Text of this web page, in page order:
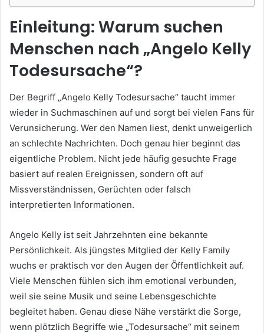
Einleitung: Warum suchen
Menschen nach „Angelo Kelly
Todesursache“?
Der Begriff „Angelo Kelly Todesursache“ taucht immer
wieder in Suchmaschinen auf und sorgt bei vielen Fans für
Verunsicherung. Wer den Namen liest, denkt unweigerlich
an schlechte Nachrichten. Doch genau hier beginnt das
eigentliche Problem. Nicht jede häufig gesuchte Frage
basiert auf realen Ereignissen, sondern oft auf
Missverständnissen, Gerüchten oder falsch
interpretierten Informationen.
Angelo Kelly ist seit Jahrzehnten eine bekannte
Persönlichkeit. Als jüngstes Mitglied der Kelly Family
wuchs er praktisch vor den Augen der Öffentlichkeit auf.
Viele Menschen fühlen sich ihm emotional verbunden,
weil sie seine Musik und seine Lebensgeschichte
begleitet haben. Genau diese Nähe verstärkt die Sorge,
wenn plötzlich Begriffe wie „Todesursache“ mit seinem